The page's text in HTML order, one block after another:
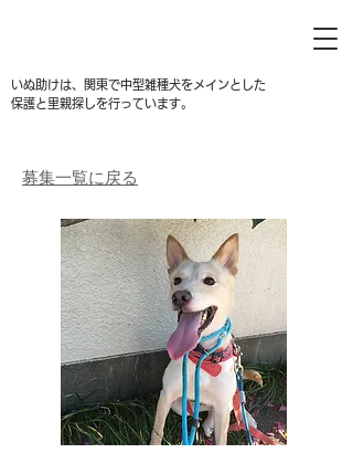
いぬ助けは、関東で中型雑種犬をメインとした
保護と里親探しを行っています。
募集一覧に戻る